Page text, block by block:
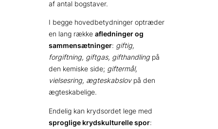
af antal bogstaver.
I begge hovedbetydninger optræder
en lang række afledninger og
sammensætninger: giftig,
forgiftning, giftgas, gifthandlingpå
den kemiske side; giftermål,
vielsesring, ægteskabslovpå den
ægteskabelige.
Endelig kan krydsordet lege med
sproglige krydskulturelle spor: